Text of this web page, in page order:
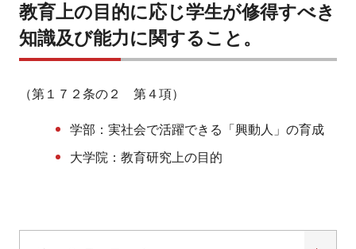
教育上の目的に応じ学生が修得すべき
知識及び能力に関すること。
（第１７２条の２ 第４項）
学部：実社会で活躍できる「興動人」の育成
大学院：教育研究上の目的